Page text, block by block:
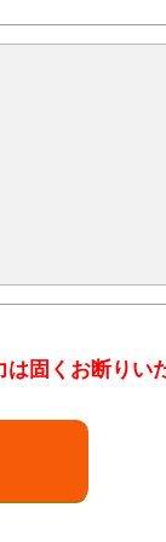
固くお断りい